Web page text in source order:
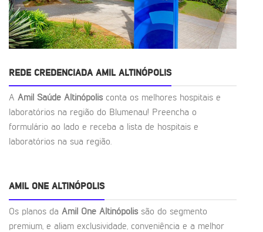
REDE CREDENCIADA AMIL ALTINÓPOLIS
A Amil Saúde Altinópolis conta os melhores hospitais e
laboratórios na região do Blumenau! Preencha o
formulário ao lado e receba a lista de hospitais e
laboratórios na sua região.
AMIL ONE ALTINÓPOLIS
Os planos da Amil One Altinópolis são do segmento
premium, e aliam exclusividade, conveniência e a melhor